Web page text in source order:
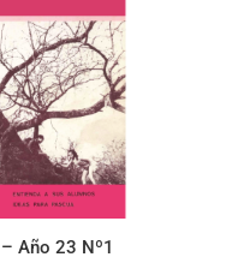
Año 23 Nº1